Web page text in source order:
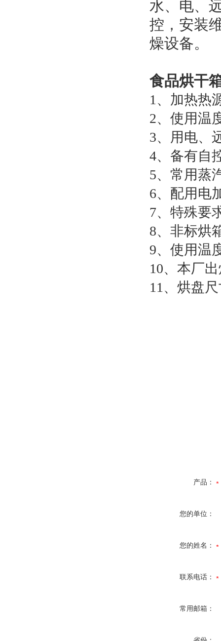
水、电、
控，安装
燥设备。
食品烘干
1、加热热
2、使用温
3、用电、
4、备有自
5、常用蒸
6、配用电
7、特殊要
8、非标烘
9、使用温
10、本厂
11、烘盘
产品：
您的单位：
您的姓名：
联系电话：
常用邮箱：